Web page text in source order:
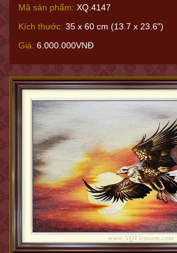
Mã sản phẩm: XQ.4147
Kích thước: 35 x 60 cm (13.7 x 23.6")
Giá: 6.000.000VNĐ